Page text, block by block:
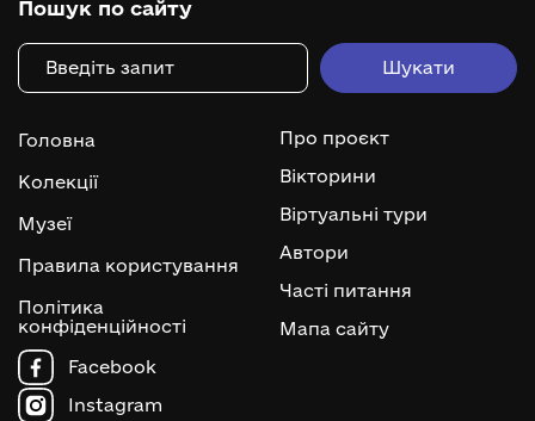
Пошук по сайту
Головна
Колекції
Музеї
Правила користування
Політика
конфіденційності
Про проєкт
Вікторини
Віртуальні тури
Автори
Часті питання
Мапа сайту
Facebook
Instagram